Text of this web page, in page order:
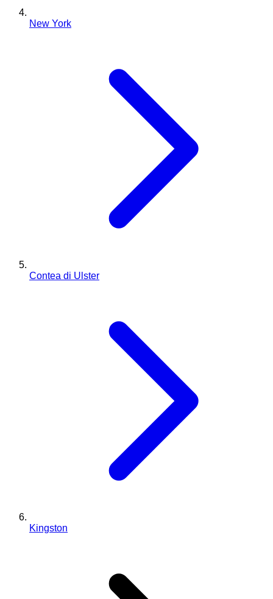
New York
Contea di Ulster
Kingston